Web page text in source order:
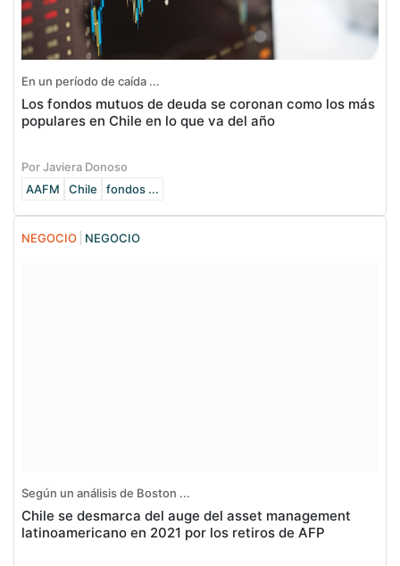
En un período de caída ...
Los fondos mutuos de deuda se coronan como los más
populares en Chile en lo que va del año
Por Javiera Donoso
AAFM
Chile fondos ...
NEGOCIO NEGOCIO
Según un análisis de Boston ...
Chile se desmarca del auge del asset management
latinoamericano en 2021 por los retiros de AFP